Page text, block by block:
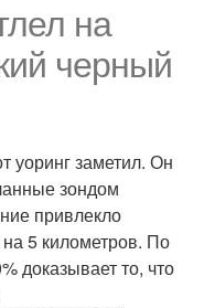
на
черный
уоринг заметил. Он
зондом
привлекло
5 километров. По
доказывает то, что